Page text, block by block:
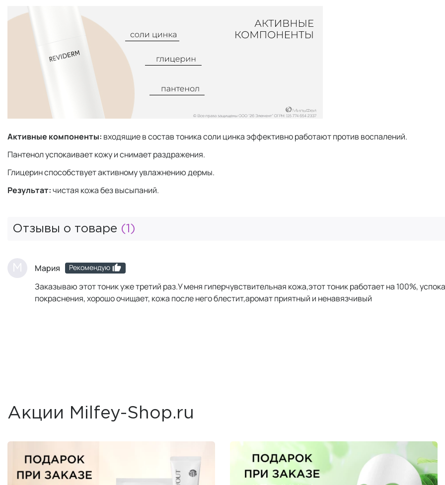
Активные компоненты: входящие в состав тоника соли цинка эффективно работают против воспалений.
Пантенол успокаивает кожу и снимает раздражения.
Глицерин способствует активному увлажнению дермы.
Результат:чистая кожа без высыпаний.
Отзывы о товаре (1)
Мария Рекомендую
Заказываю этот тоник уже третий раз.У меня гиперчувствительная кожа,этот тоник работает на 100%,
покраснения, хорошо очищает, кожа после него блестит,аромат приятный и ненавязчивый
Акции Milfey-Shop.ru